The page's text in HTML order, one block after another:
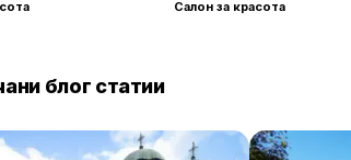
Салон за красота
блог статии